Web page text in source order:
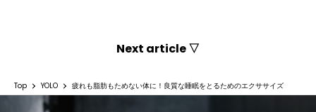
Next article ▽
Top YOLO 疲れも脂肪もためない体に！良質な睡眠をとるためのエクササイズ